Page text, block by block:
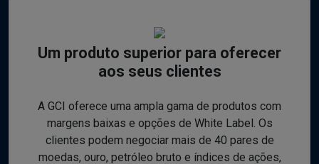
Um produto superior para oferecer
aos seus clientes
A GCI oferece uma ampla gama de produtos com
margens baixas e opções de White Label. Os
clientes podem negociar mais de 40 pares de
moedas, ouro, petróleo bruto e índices de ações,